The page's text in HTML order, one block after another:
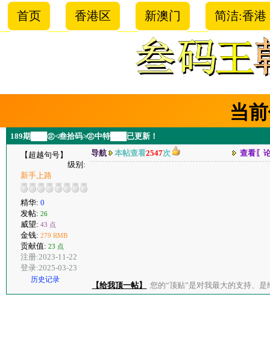
首页 香港区 新澳门 简洁:香港
当
189期███㊣≮叁拾码≯㊣中特███已更新！
【超越句号】
级别:
新手上路
精华: 0
发帖: 26
威望: 43 点
金钱: 279 RMB
贡献值: 23 点
注册:2023-11-22
登录:2025-03-23
历史记录
导航 本帖查看2547次 查看〖
【给我顶一帖】 您的“顶贴”是对我最大的支持、